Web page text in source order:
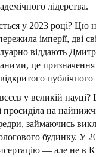
лідерства.
у 2023 році? Цю
імперії, дві
віддають
це
публічного
у великій
на
займаючись
будинку. У
— але не в